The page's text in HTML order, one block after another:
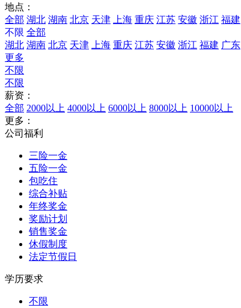
地点：
全部 湖北 湖南 北京 天津 上海 重庆 江苏 安徽 浙江 福建
不限 全部
湖北 湖南 北京 天津 上海 重庆 江苏 安徽 浙江 福建 广东
更多
不限
不限
薪资：
全部 2000以上 4000以上 6000以上 8000以上 10000以上
更多：
公司福利
三险一金
五险一金
包吃住
综合补贴
年终奖金
奖励计划
销售奖金
休假制度
法定节假日
学历要求
不限